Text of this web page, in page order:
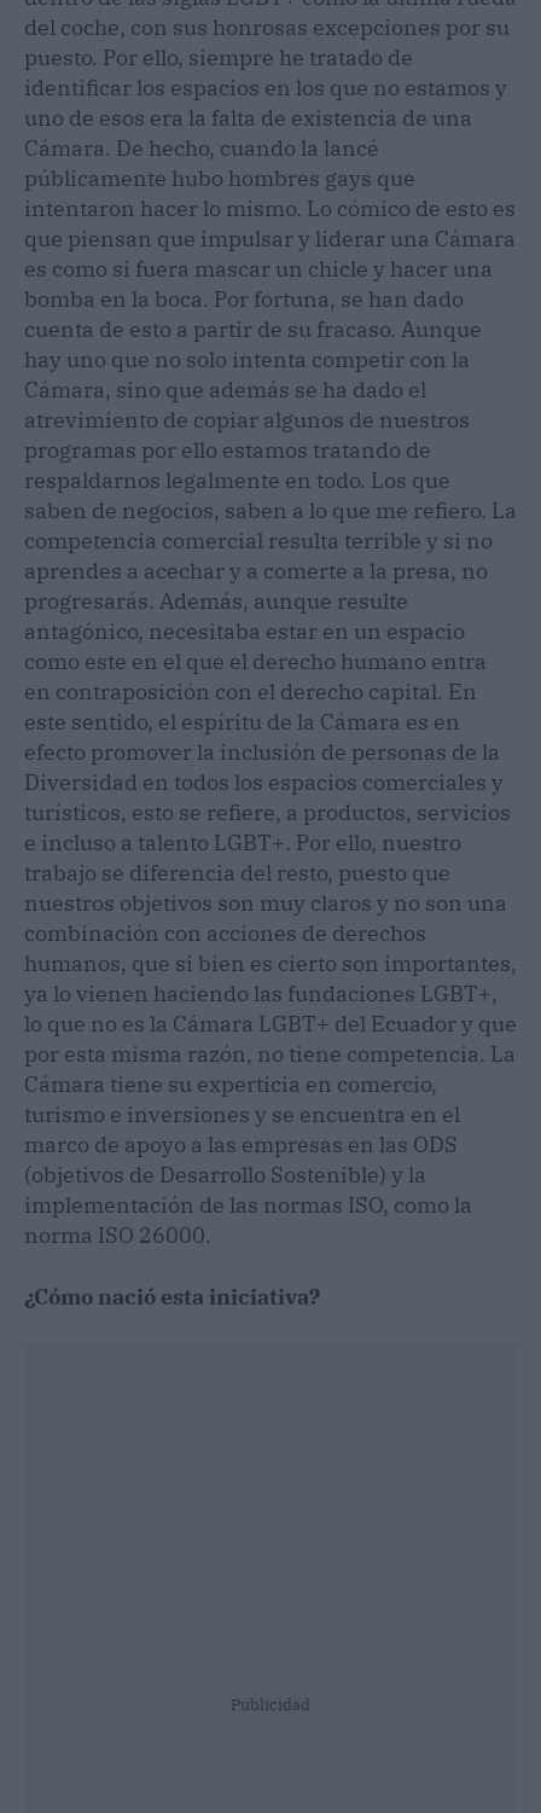
del coche, con sus honrosas excepciones por su
puesto. Por ello, siempre he tratado de
identificar los espacios en los que no estamos y
uno de esos era la falta de existencia de una
Cámara. De hecho, cuando la lancé
públicamente hubo hombres gays que
intentaron hacer lo mismo. Lo cómico de esto es
que piensan que impulsar y liderar una Cámara
es como si fuera mascar un chicle y hacer una
bomba en la boca. Por fortuna, se han dado
cuenta de esto a partir de su fracaso. Aunque
hay uno que no solo intenta competir con la
Cámara, sino que además se ha dado el
atrevimiento de copiar algunos de nuestros
programas por ello estamos tratando de
respaldarnos legalmente en todo. Los que
saben de negocios, saben a lo que me refiero. La
competencia comercial resulta terrible y si no
aprendes a acechar y a comerte a la presa, no
progresarás. Además, aunque resulte
antagónico, necesitaba estar en un espacio
como este en el que el derecho humano entra
en contraposición con el derecho capital. En
este sentido, el espíritu de la Cámara es en
efecto promover la inclusión de personas de la
Diversidad en todos los espacios comerciales y
turísticos, esto se refiere, a productos, servicios
e incluso a talento LGBT+. Por ello, nuestro
trabajo se diferencia del resto, puesto que
nuestros objetivos son muy claros y no son una
combinación con acciones de derechos
humanos, que si bien es cierto son importantes,
ya lo vienen haciendo las fundaciones LGBT+,
lo que no es la Cámara LGBT+ del Ecuador y que
por esta misma razón, no tiene competencia. La
Cámara tiene su experticia en comercio,
turismo e inversiones y se encuentra en el
marco de apoyo a las empresas en las ODS
(objetivos de Desarrollo Sostenible) y la
implementación de las normas ISO, como la
norma ISO 26000.
¿Cómo nació esta iniciativa?
Publicidad